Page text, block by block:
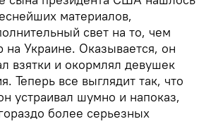
материалов,
свет на то, чем
на Украине. Оказывается, он
взятки и окормлял девушек
Теперь все выглядит так, что
устраивал шумно и напоказ,
более серьезных